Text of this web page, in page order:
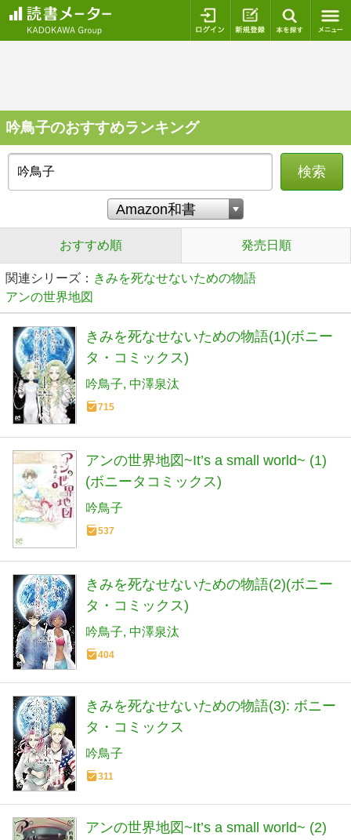
ログイン 新規登録
吟鳥子のおすすめランキング
検索
おすすめ順 発売日順
関連シリーズ： きみを死なせないための物語
アンの世界地図
きみを死なせないための物語(1)(ボニー
タ・コミックス)
吟鳥子 中澤泉汰
715
アンの世界地図~It’s a small world~ (1)
(ボニータコミックス)
吟鳥子
537
きみを死なせないための物語(2)(ボニー
タ・コミックス)
吟鳥子 中澤泉汰
404
きみを死なせないための物語(3): ボニー
タ・コミックス
吟鳥子
311
アンの世界地図~It’s a small world~ (2)